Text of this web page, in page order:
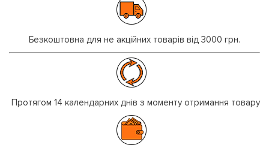
Безкоштовна для не акційних товарів від 3000 грн.
Протягом 14 календарних днів з моменту отримання товару